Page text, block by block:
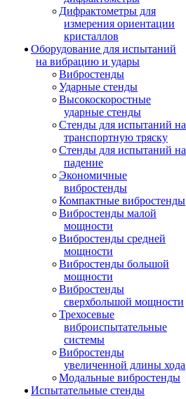
Дифрактометры для
измерения ориентации
кристаллов
Оборудование для испытаний
на вибрацию и удары
Вибростенды
Ударные стенды
Высокоскоростные
ударные стенды
Стенды для испытаний на
транспортную тряску
Стенды для испытаний на
падение
Экономичные
вибростенды
Компактные вибростенды
Вибростенды малой
мощности
Вибростенды средней
мощности
Вибростенды большой
мощности
Вибростенды
сверхбольшой мощности
Трехосевые
виброиспытательные
системы
Вибростенды
увеличенной длины хода
Модальные вибростенды
Испытательные стенды